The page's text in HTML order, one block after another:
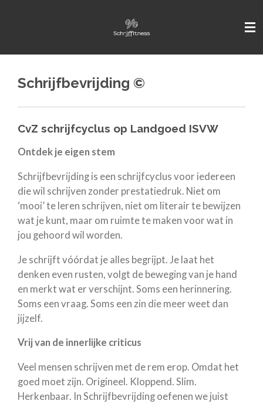
de
Schrijfbevrijding ©
CvZ schrijfcyclus op Landgoed ISVW
Ontdek je eigen stem
Schrijfbevrijding is een schrijfcyclus voor iedereen
die wil schrijven zonder prestatiedruk. Niet om
‘mooi’ te leren schrijven, niet om literair te bewijzen
wat je kunt, maar om ruimte te maken voor wat in
jou gehoord wil worden.
Je schrijft vóórdat je alles begrijpt. Je laat het
denken even rusten, volgt de beweging van je hand
en merkt wat er verschijnt. Soms een herinnering.
Soms een vraag. Soms een zin die meer weet dan
jijzelf.
Vrij van de innerlijke criticus
Veel mensen schrijven met de rem erop. Omdat het
goed moet zijn. Origineel. Kloppend. Slim.
Herkenbaar. In Schrijfbevrijding oefenen we juist